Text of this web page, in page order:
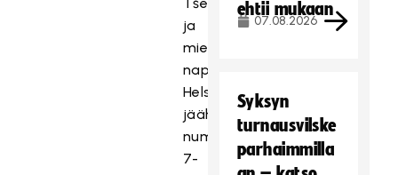
ja
miehet
nappasivat
Helsingin
jäähallissa
numeroin
7-
ehtii mukaan
07.08.2026
Syksyn
turnausvilske
parhaimmilla